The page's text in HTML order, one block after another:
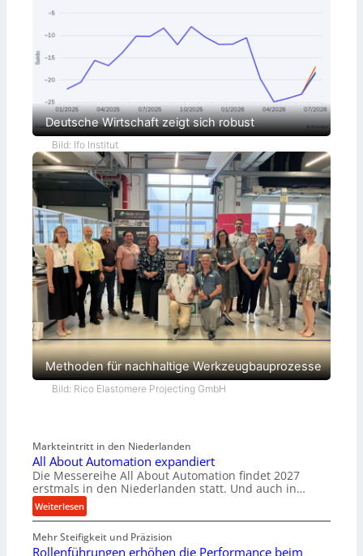
Deutsche Wirtschaft zeigt sich robust
Bild: Ifo Institut
Methoden für nachhaltige Werkzeugbauprozesse
Bild: Rico Elastomere Projecting GmbH
Markteintritt in den Niederlanden
All About Automation expandiert
Die Messereihe All About Automation findet 2027
erstmals in den Niederlanden statt. Und auch in…
Weiterlesen:
A
l
l
Mehr Steifigkeit und Präzision
Rollenführungen erhöhen die Performance beim